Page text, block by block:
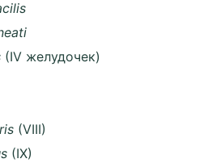
(IV желудочек)
(VIII)
(IX)